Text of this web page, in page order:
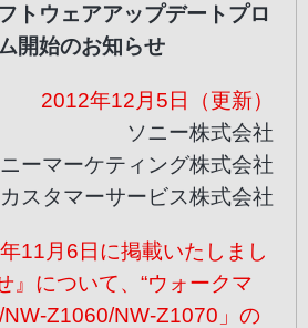
トウェアアップデートプロ
開始のお知らせ
2012年12月5日（更新）
ソニー株式会社
ーマーケティング株式会社
スタマーサービス株式会社
11月6日に掲載いたしまし
』について、“ウォークマ
NW-Z1060/NW-Z1070」の